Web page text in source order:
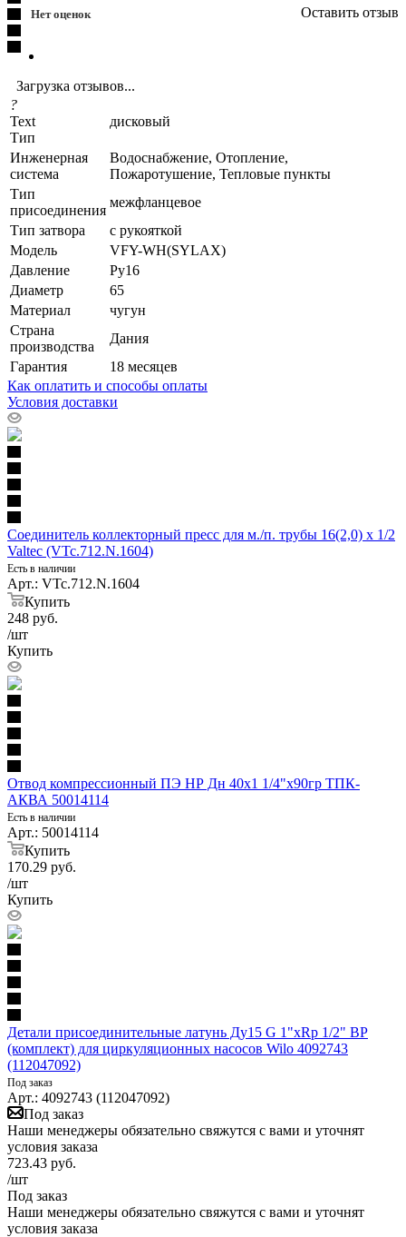
Нет оценок Оставить отзыв
Загрузка отзывов...
?
Text
Тип
дисковый
Инженерная
система
Водоснабжение, Отопление,
Пожаротушение, Тепловые пункты
Тип
присоединения
межфланцевое
Тип затвора
с рукояткой
Модель
VFY-WH(SYLAX)
Давление
Ру16
Диаметр
65
Материал
чугун
Страна
производства
Дания
Гарантия
18 месяцев
Как оплатить и способы оплаты
Условия доставки
Соединитель коллекторный пресс для м./п. трубы 16(2,0) х 1/2
Valtec (VTc.712.N.1604)
Есть в наличии
Арт.: VTc.712.N.1604
Купить
248 руб.
/шт
Купить
Отвод компрессионный ПЭ НР Дн 40х1 1/4"х90гр ТПК-
АКВА 50014114
Есть в наличии
Арт.: 50014114
Купить
170.29 руб.
/шт
Купить
Детали присоединительные латунь Ду15 G 1"xRp 1/2" ВР
(комплект) для циркуляционных насосов Wilo 4092743
(112047092)
Под заказ
Арт.: 4092743 (112047092)
Под заказ
Наши менеджеры обязательно свяжутся с вами и уточнят
условия заказа
723.43 руб.
/шт
Под заказ
Наши менеджеры обязательно свяжутся с вами и уточнят
условия заказа